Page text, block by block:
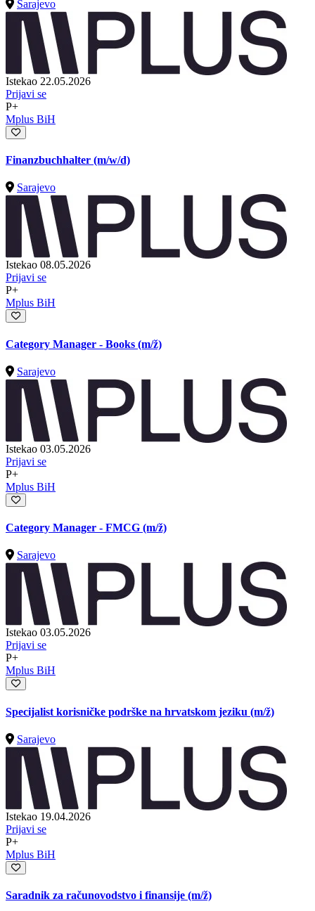
Sarajevo
Istekao 22.05.2026
Prijavi se
P+
Mplus BiH
Finanzbuchhalter (m/w/d)
Sarajevo
Istekao 08.05.2026
Prijavi se
P+
Mplus BiH
Category Manager - Books (m/ž)
Sarajevo
Istekao 03.05.2026
Prijavi se
P+
Mplus BiH
Category Manager - FMCG (m/ž)
Sarajevo
Istekao 03.05.2026
Prijavi se
P+
Mplus BiH
Specijalist korisničke podrške na hrvatskom jeziku (m/ž)
Sarajevo
Istekao 19.04.2026
Prijavi se
P+
Mplus BiH
Saradnik za računovodstvo i finansije (m/ž)